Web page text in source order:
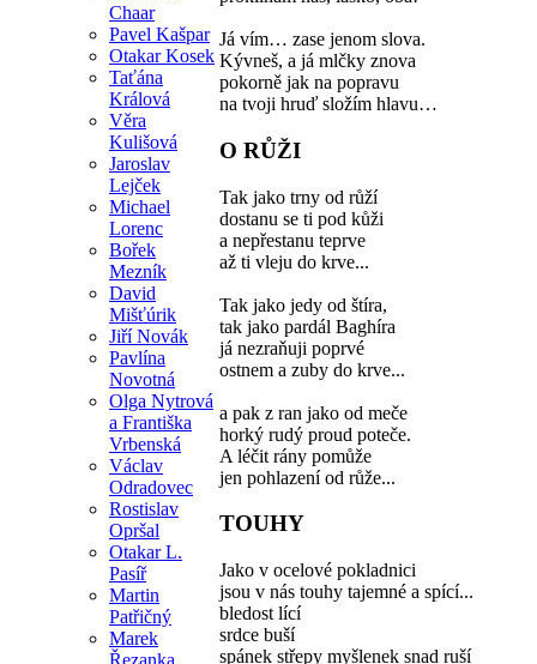
Chaar
Pavel Kašpar
Otakar Kosek
Taťána
Králová
Věra
Kulišová
Jaroslav
Lejček
Michael
Lorenc
Bořek
Mezník
David
Mišťúrik
Jiří Novák
Pavlína
Novotná
Olga Nytrová
a Františka
Vrbenská
Václav
Odradovec
Rostislav
Opršal
Otakar L.
Pasíř
Martin
Patřičný
Marek
Řezanka
Já vím… zase jenom slova.
Kývneš, a já mlčky znova
pokorně jak na popravu
na tvoji hruď složím hlavu…
O RŮŽI
Tak jako trny od růží
dostanu se ti pod kůži
a nepřestanu teprve
až ti vleju do krve...
Tak jako jedy od štíra,
tak jako pardál Baghíra
já nezraňuji poprvé
ostnem a zuby do krve...
a pak z ran jako od meče
horký rudý proud poteče.
A léčit rány pomůže
jen pohlazení od růže...
TOUHY
Jako v ocelové pokladnici
jsou v nás touhy tajemné a spící...
bledost lící
srdce buší
spánek střepy myšlenek snad ruší